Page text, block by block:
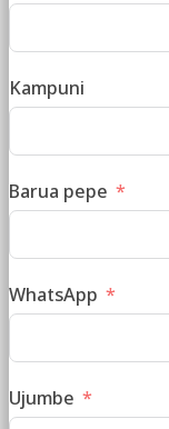
Kampuni
Barua pepe
WhatsApp
Ujumbe